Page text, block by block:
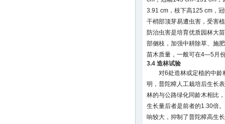
3.91 cm，枝下高125 cm，
干梢部顶芽易遭虫害，受害
防治虫害是培育优质园林大
部侧枝，加强中耕除草、施
苗木质量，一般可在4—5月
3.4 造林试验
对6处造林或定植的中龄
明，普陀樟人工栽培后生长
林的与公路绿化同龄木相比
生长量后者是前者的1.30倍
响较大，抑制了普陀樟高生